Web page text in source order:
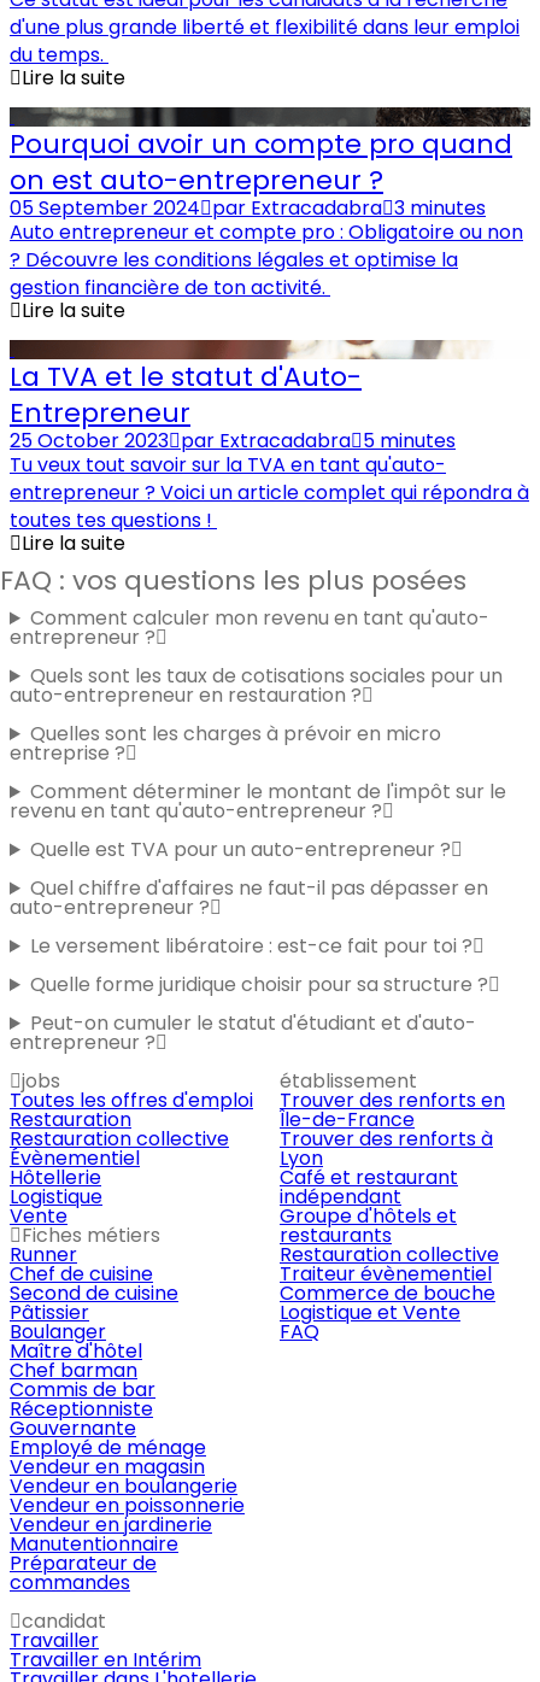
d'une plus grande liberté et flexibilité dans leur emploi
du temps.
Lire la suite
Pourquoi avoir un compte pro quand
on est auto-entrepreneur ?
05 September 2024 par Extracadabra 3 minutes
Auto entrepreneur et compte pro : Obligatoire ou non
? Découvre les conditions légales et optimise la
gestion financière de ton activité.
Lire la suite
La TVA et le statut d'Auto-
Entrepreneur
25 October 2023 par Extracadabra 5 minutes
Tu veux tout savoir sur la TVA en tant qu'auto-
entrepreneur ? Voici un article complet qui répondra à
toutes tes questions !
Lire la suite
FAQ : vos questions les plus posées
Comment calculer mon revenu en tant qu'auto-
entrepreneur ?
Quels sont les taux de cotisations sociales pour un
auto-entrepreneur en restauration ?
Quelles sont les charges à prévoir en micro
entreprise ?
Comment déterminer le montant de l'impôt sur le
revenu en tant qu'auto-entrepreneur ?
Quelle est TVA pour un auto-entrepreneur ?
Quel chiffre d'affaires ne faut-il pas dépasser en
auto-entrepreneur ?
Le versement libératoire : est-ce fait pour toi ?
Quelle forme juridique choisir pour sa structure ?
Peut-on cumuler le statut d'étudiant et d'auto-
entrepreneur ?
jobs
Toutes les offres d'emploi
Restauration
Restauration collective
Évènementiel
Hôtellerie
Logistique
Vente
Fiches métiers
Runner
Chef de cuisine
Second de cuisine
Pâtissier
Boulanger
Maître d'hôtel
Chef barman
Commis de bar
Réceptionniste
Gouvernante
Employé de ménage
Vendeur en magasin
Vendeur en boulangerie
Vendeur en poissonnerie
Vendeur en jardinerie
Manutentionnaire
Préparateur de
commandes
établissement
Trouver des renforts en
Île-de-France
Trouver des renforts à
Lyon
Café et restaurant
indépendant
Groupe d'hôtels et
restaurants
Restauration collective
Traiteur évènementiel
Commerce de bouche
Logistique et Vente
FAQ
candidat
Travailler
Travailler en Intérim